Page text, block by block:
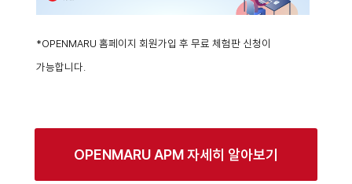
*OPENMARU 홈페이지 회원가입 후 무료 체험판 신청이
가능합니다.
OPENMARU APM 자세히 알아보기